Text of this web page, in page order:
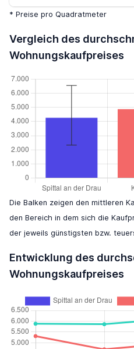
* Preise pro Quadratmeter
Vergleich des
Wohnungskaufpreises
Die Balken zeigen den mittleren
den Bereich in dem sich die
der jeweils günstigsten bzw.
Entwicklung des
Wohnungskaufpreises